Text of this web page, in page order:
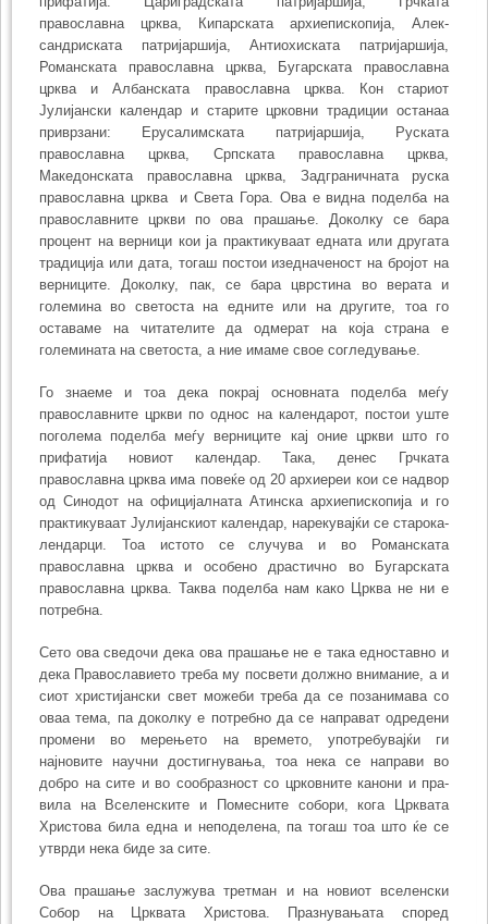
православна црква, Кипарската архиепископија, Алек­
сандриската патријаршија, Антиохиската патријаршија,
Романската право­славна црква, Бугарската православна
црква и Албанската православна црква. Кон стариот
Јулијански календар и старите црковни традиции останаа
приврзани: Еруса­лимската патријаршија, Руската
православна црква, Српската православна црква,
Македонската православна црква, Задграничната руска
православна црква и Света Гора. Ова е видна поделба на
православните цркви по ова прашање. Доколку се бара
процент на верници кои ја практикуваат едната или другата
традиција или дата, тогаш постои изедначеност на бројот на
верниците. Доколку, пак, се бара цврстина во верата и
големина во светоста на едните или на другите, тоа го
оставаме на читателите да одмерат на која страна е
големината на светоста, а ние имаме свое согледување.
Го знаеме и тоа дека покрај основната поделба меѓу
православните цркви по однос на календарот, постои уште
поголема поделба меѓу верниците кај оние цркви што го
прифатија новиот календар. Така, денес Грчката
православна црква има повеќе од 20 архиереи кои се надвор
од Синодот на официјалната Атинска архи­е­пископија и го
практикуваат Јулијанскиот календар, нарекувајќи се старока­
лен­дарци. Тоа истото се случува и во Романската
православна црква и особено драстично во Бугарската
православна црква. Таква поделба нам како Црква не ни е
потребна.
Сето ова сведочи дека ова прашање не е така едноставно и
дека Право­славието треба му посвети должно внимание, а и
сиот христијански свет можеби треба да се позанимава со
оваа тема, па доколку е потребно да се направат одредени
промени во мерењето на времето, употребувајќи ги
најновите научни достигнувања, тоа нека се направи во
добро на сите и во сообразност со црковните канони и пра­
вила на Вселенските и Помесните собори, кога Црквата
Христова била една и неподелена, па тогаш тоа што ќе се
утврди нека биде за сите.
Ова прашање заслужува третман и на новиот вселенски
Собор на Црквата Христова. Празнувањата според